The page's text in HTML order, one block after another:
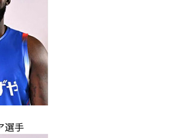
選手